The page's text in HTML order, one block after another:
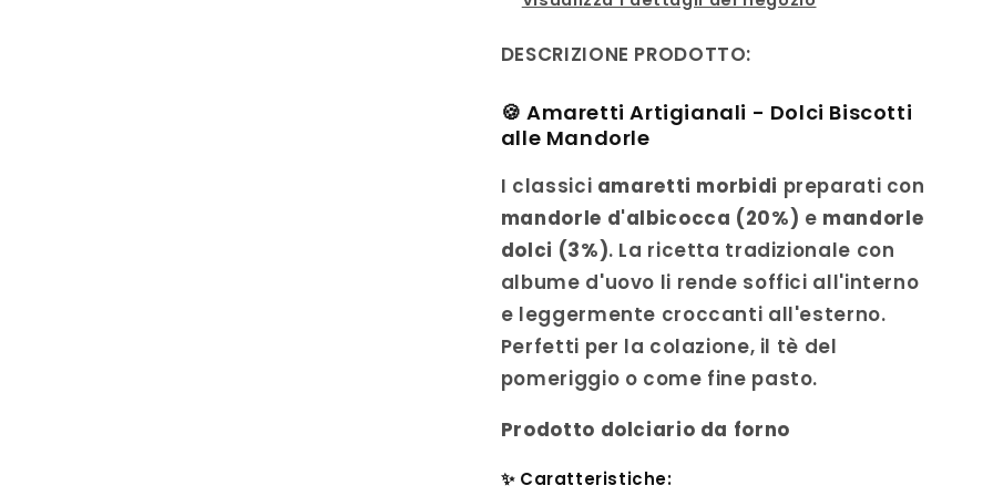
DESCRIZIONE PRODOTTO:
🍪 Amaretti Artigianali - Dolci Biscotti
alle Mandorle
I classici amaretti morbidi preparati con
mandorle d'albicocca (20%) e mandorle
dolci (3%). La ricetta tradizionale con
albume d'uovo li rende soffici all'interno
e leggermente croccanti all'esterno.
Perfetti per la colazione, il tè del
pomeriggio o come fine pasto.
Prodotto dolciario da forno
✨ Caratteristiche: